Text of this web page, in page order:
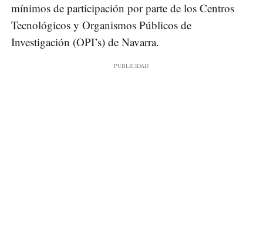
mínimos de participación por parte de los Centros
Tecnológicos y Organismos Públicos de
Investigación (OPI’s) de Navarra.